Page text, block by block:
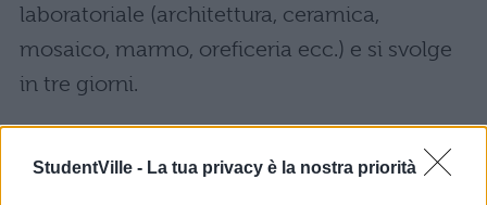
StudentVille - La tua privacy è la nostra priorità
laboratoriale (architettura, ceramica,
mosaico, marmo, oreficeria ecc.) e si svolge
in tre giorni.
Pensate che Giugno sia ancora lontano? Il